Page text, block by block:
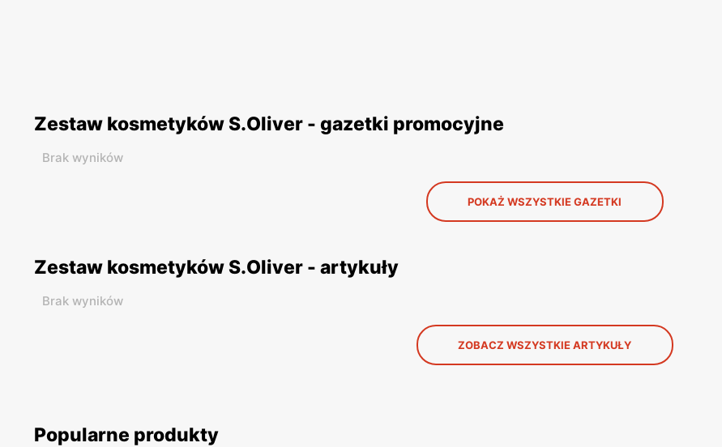
Zestaw kosmetyków S.Oliver - gazetki promocyjne
Brak wyników
POKAŻ WSZYSTKIE GAZETKI
Zestaw kosmetyków S.Oliver - artykuły
Brak wyników
ZOBACZ WSZYSTKIE ARTYKUŁY
Popularne produkty